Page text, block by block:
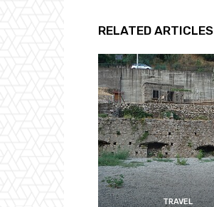
RELATED ARTICLES
TRAVEL